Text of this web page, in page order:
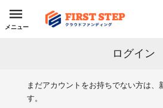
メニュー
ログイン
まだアカウントをお持ちでない方は、
す。